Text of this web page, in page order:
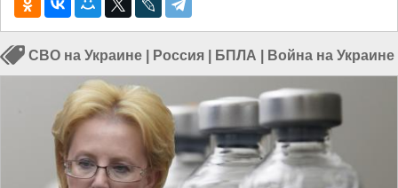
СВО на Украине Россия БПЛА Война на Украине